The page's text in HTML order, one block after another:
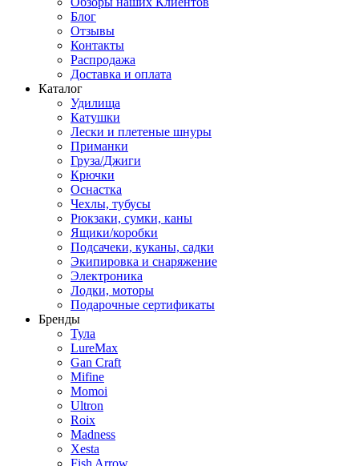
Блог
Отзывы
Контакты
Распродажа
Доставка и оплата
Каталог
Удилища
Катушки
Лески и плетеные шнуры
Приманки
Груза/Джиги
Крючки
Оснастка
Чехлы, тубусы
Рюкзаки, сумки, каны
Ящики/коробки
Подсачеки, куканы, садки
Экипировка и снаряжение
Электроника
Лодки, моторы
Подарочные сертификаты
Бренды
Тула
LureMax
Gan Craft
Mifine
Momoi
Ultron
Roix
Madness
Xesta
Fish Arrow